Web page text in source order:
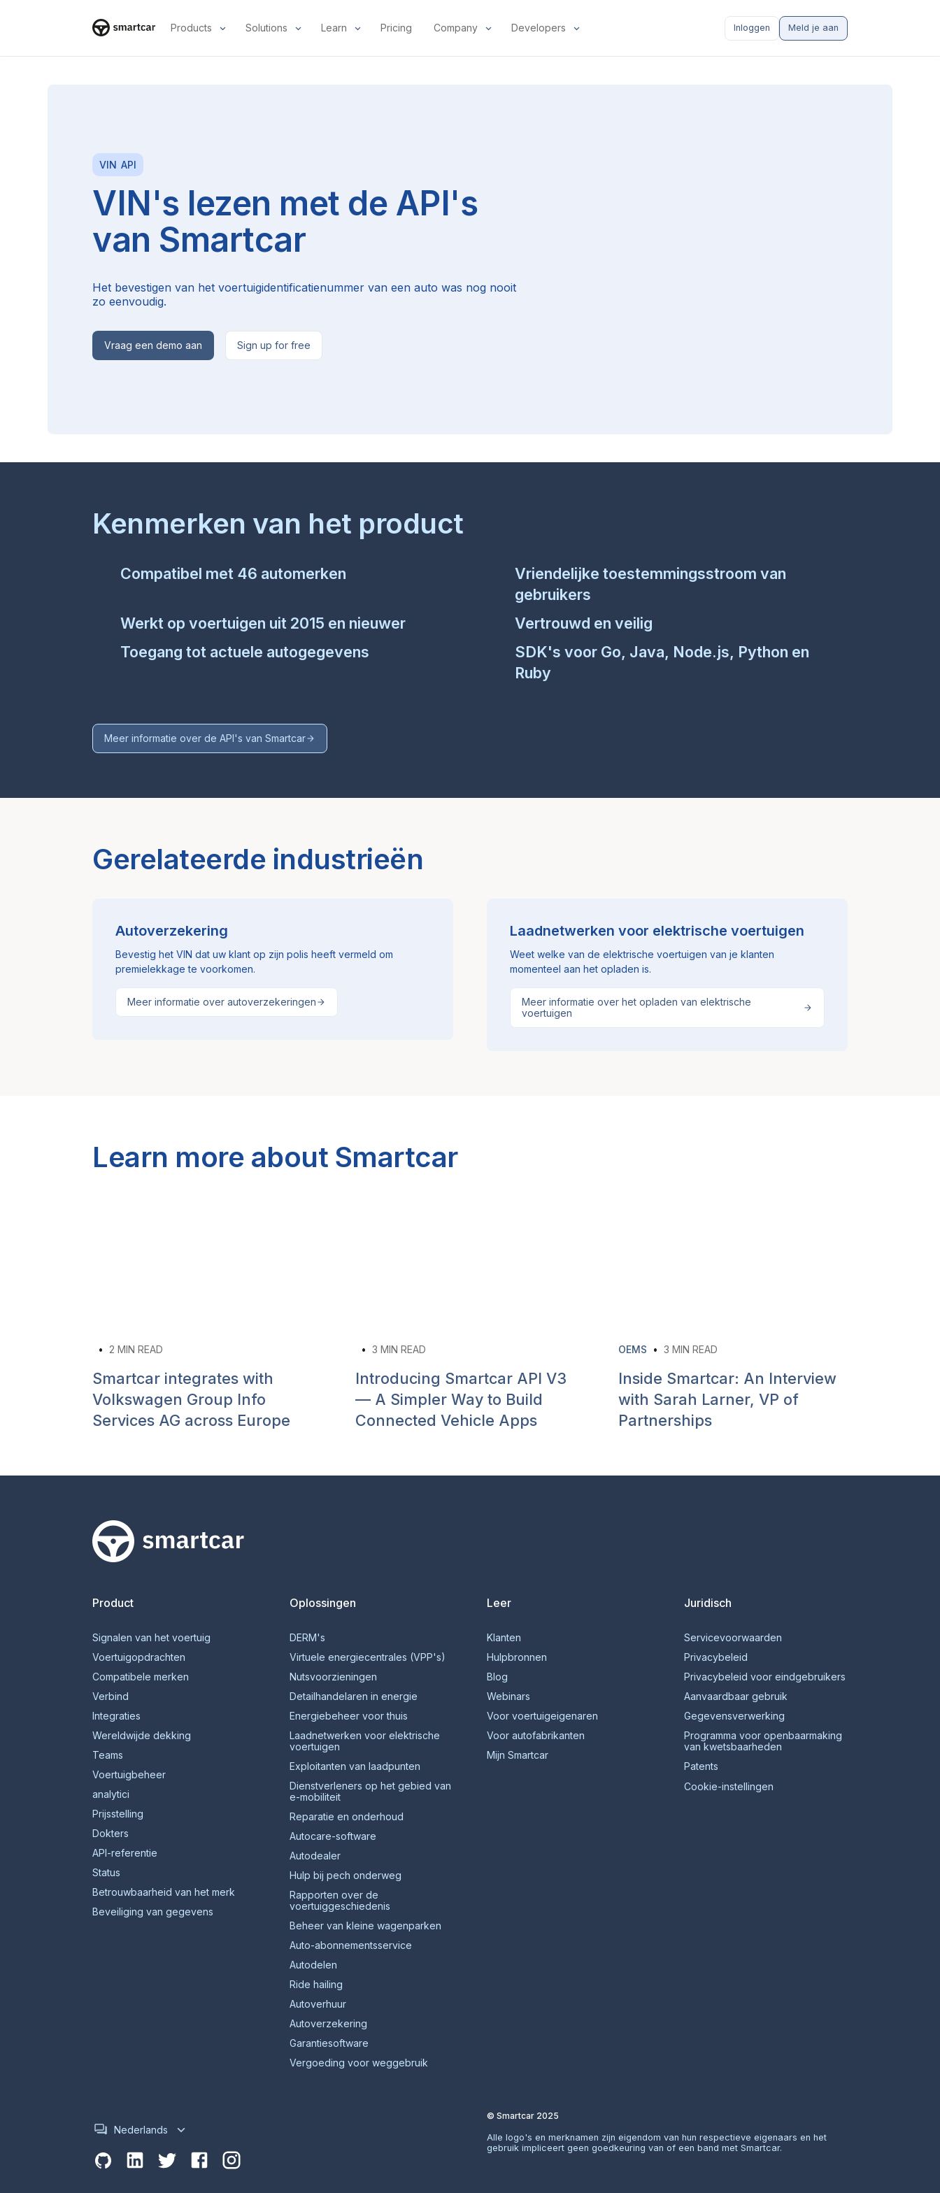
Products Solutions Learn Pricing Company Developers Inloggen Meld je aan
VIN API
VIN's lezen met de API's
van Smartcar
Het bevestigen van het voertuigidentificatienummer van een auto was nog nooit
zo eenvoudig.
Vraag een demo aan Sign up for free
Kenmerken van het product
Compatibel met 46 automerken
Vriendelijke toestemmingsstroom van
gebruikers
Werkt op voertuigen uit 2015 en nieuwer
Vertrouwd en veilig
Toegang tot actuele autogegevens
SDK's voor Go, Java, Node.js, Python en
Ruby
Meer informatie over de API's van Smartcar
Gerelateerde industrieën
Autoverzekering
Bevestig het VIN dat uw klant op zijn polis heeft vermeld om
premielekkage te voorkomen.
Meer informatie over autoverzekeringen
Laadnetwerken voor elektrische voertuigen
Weet welke van de elektrische voertuigen van je klanten
momenteel aan het opladen is.
Meer informatie over het opladen van elektrische
voertuigen
Learn more about Smartcar
• 2 MIN READ
Smartcar integrates with
Volkswagen Group Info
Services AG across Europe
• 3 MIN READ
Introducing Smartcar API V3
— A Simpler Way to Build
Connected Vehicle Apps
OEMS • 3 MIN READ
Inside Smartcar: An Interview
with Sarah Larner, VP of
Partnerships
Product
Signalen van het voertuig
Voertuigopdrachten
Compatibele merken
Verbind
Integraties
Wereldwijde dekking
Teams
Voertuigbeheer
analytici
Prijsstelling
Dokters
API-referentie
Status
Betrouwbaarheid van het merk
Beveiliging van gegevens
Oplossingen
DERM's
Virtuele energiecentrales (VPP's)
Nutsvoorzieningen
Detailhandelaren in energie
Energiebeheer voor thuis
Laadnetwerken voor elektrische
voertuigen
Exploitanten van laadpunten
Dienstverleners op het gebied van
e-mobiliteit
Reparatie en onderhoud
Autocare-software
Autodealer
Hulp bij pech onderweg
Rapporten over de
voertuiggeschiedenis
Beheer van kleine wagenparken
Auto-abonnementsservice
Autodelen
Ride hailing
Autoverhuur
Autoverzekering
Garantiesoftware
Vergoeding voor weggebruik
Leer
Klanten
Hulpbronnen
Blog
Webinars
Voor voertuigeigenaren
Voor autofabrikanten
Mijn Smartcar
Juridisch
Servicevoorwaarden
Privacybeleid
Privacybeleid voor eindgebruikers
Aanvaardbaar gebruik
Gegevensverwerking
Programma voor openbaarmaking
van kwetsbaarheden
Patents
Cookie-instellingen
Nederlands
© Smartcar 2025
Alle logo's en merknamen zijn eigendom van hun respectieve eigenaars en het
gebruik impliceert geen goedkeuring van of een band met Smartcar.